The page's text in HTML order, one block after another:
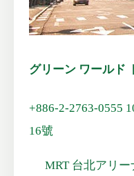
グリーン ワールド
+886-2-2763-0555
16號
MRT 台北アリー